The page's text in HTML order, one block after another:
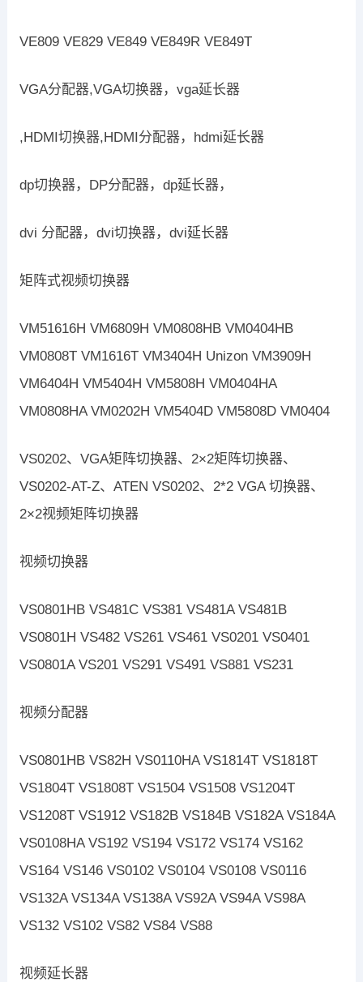
VE809 VE829 VE849 VE849R VE849T
VGA分配器,VGA切换器，vga延长器
,HDMI切换器,HDMI分配器，hdmi延长器
dp切换器，DP分配器，dp延长器，
dvi 分配器，dvi切换器，dvi延长器
矩阵式视频切换器
VM51616H VM6809H VM0808HB VM0404HB
VM0808T VM1616T VM3404H Unizon VM3909H
VM6404H VM5404H VM5808H VM0404HA
VM0808HA VM0202H VM5404D VM5808D VM0404
VS0202、VGA矩阵切换器、2×2矩阵切换器、
VS0202-AT-Z、ATEN VS0202、2*2 VGA 切换器、
2×2视频矩阵切换器
视频切换器
VS0801HB VS481C VS381 VS481A VS481B
VS0801H VS482 VS261 VS461 VS0201 VS0401
VS0801A VS201 VS291 VS491 VS881 VS231
视频分配器
VS0801HB VS82H VS0110HA VS1814T VS1818T
VS1804T VS1808T VS1504 VS1508 VS1204T
VS1208T VS1912 VS182B VS184B VS182A VS184A
VS0108HA VS192 VS194 VS172 VS174 VS162
VS164 VS146 VS0102 VS0104 VS0108 VS0116
VS132A VS134A VS138A VS92A VS94A VS98A
VS132 VS102 VS82 VS84 VS88
视频延长器